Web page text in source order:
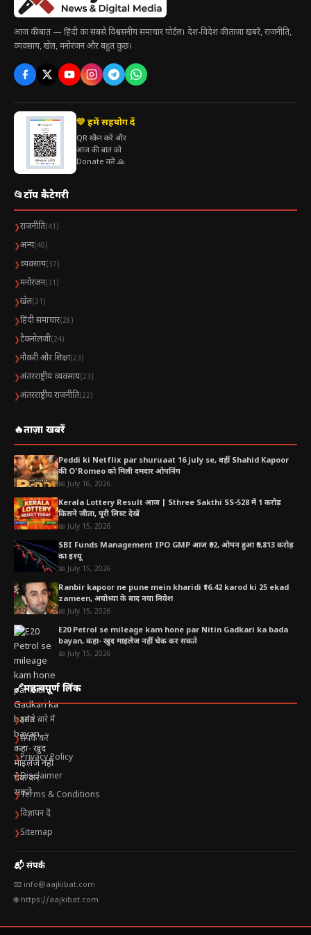
RRB द्वारा जारी सभी अपडेट और नोटिस सीधे उम्मीदवार तक
पहुँचाता है
Table of Contents
RRB ALP City Intimation Slip 2026: कक्षा 10वीं-12वीं
हॉल टिकट Pariksha Sangam / RRB वेबसाइट से डाउनलोड
करें
RRB ALP City Intimation Slip 2026 कैसे
परीक्षा से पहले उम्मीदवारों के लिए जरूरी निर्देश
RRB City Intimation Slip का महत्व
आज की बात — हिंदी का सबसे विश्वसनीय समाचार पोर्टल। देश-विदेश की ताज़ा खबरें, राजनीति,
व्यवसाय, खेल, मनोरंजन और बहुत कुछ।
💛 हमें सहयोग दें
QR स्कैन करें और
आज की बात को
Donate करें 🙏
📂टॉप कैटेगरी
❯राजनीति(41)
❯अन्य(40)
❯व्यवसाय(37)
❯मनोरंजन(31)
❯खेल(31)
❯हिंदी समाचार(28)
❯टैकनोलजी(24)
❯नौकरी और शिक्षा(23)
❯अंतरराष्ट्रीय व्यवसाय(23)
❯अंतरराष्ट्रीय राजनीति(22)
🔥ताज़ा खबरें
Peddi ki Netflix par shuruaat 16 july se, वहीं Shahid Kapoor
की O’Romeo को मिली दमदार ओपनिंग
📅 July 16, 2026
Kerala Lottery Result आज | Sthree Sakthi SS-528 में 1 करोड़
किसने जीता, पूरी लिस्ट देखें
📅 July 15, 2026
SBI Funds Management IPO GMP आज ₹92, ओपन हुआ ₹9,813 करोड़
का इश्यू
📅 July 15, 2026
Ranbir kapoor ne pune mein kharidi ₹16.42 karod ki 25 ekad
zameen, अयोध्या के बाद नया निवेश
📅 July 15, 2026
E20 Petrol se mileage kam hone par Nitin Gadkari ka bada
bayan, कहा- खुद माइलेज नहीं चेक कर सकते
📅 July 15, 2026
🔗महत्वपूर्ण लिंक
❯हमारे बारे में
❯संपर्क करें
❯Privacy Policy
❯Disclaimer
❯Terms & Conditions
❯विज्ञापन दें
❯Sitemap
📬 संपर्क
📧 info@aajkibat.com
🌐 https://aajkibat.com